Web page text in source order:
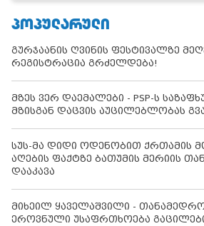
ᲞᲝᲞᲣᲚᲐᲠᲣᲚᲘ
გურჯაანის ღვინის ფესტივალზე
რეგისტრაცია გრძელდება!
მზეს ვერ დაემალები - PSP-ს
მზისგან დაცვის აუცილებლობას
სუს-მა დიდი ოდენობით ქრთამის
აღების ფაქტზე ბათუმის მერიის
დააკავა
მიხეილ ყაველაშვილი -
ეროვნული უსაფრთხოება